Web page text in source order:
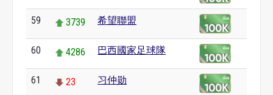
59 3739 希望聯盟
60 4286 巴西國家足球隊
61 23 习仲勋